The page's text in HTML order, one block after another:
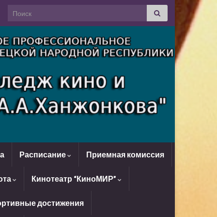
Search for:
Расписание Приемная комиссия
Кинотеатр “КиноМИР”
достижения